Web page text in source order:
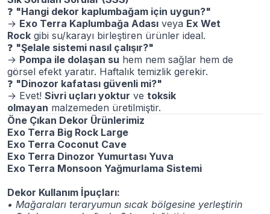
❓ "Hangi dekor kaplumbağam için uygun?"
→ Exo Terra Kaplumbağa Adası veya Ex Wet
Rock gibi su/karayı birleştiren ürünler ideal.
❓ "Şelale sistemi nasıl çalışır?"
→ Pompa ile dolaşan su hem nem sağlar hem de
görsel efekt yaratır. Haftalık temizlik gerekir.
❓ "Dinozor kafatası güvenli mi?"
→ Evet! Sivri uçları yoktur ve toksik
olmayan malzemeden üretilmiştir.
Öne Çıkan Dekor Ürünlerimiz
Exo Terra Big Rock Large
Exo Terra Coconut Cave
Exo Terra Dinozor Yumurtası Yuva
Exo Terra Monsoon Yağmurlama Sistemi
Dekor Kullanım İpuçları:
• Mağaraları teraryumun sıcak bölgesine yerleştirin